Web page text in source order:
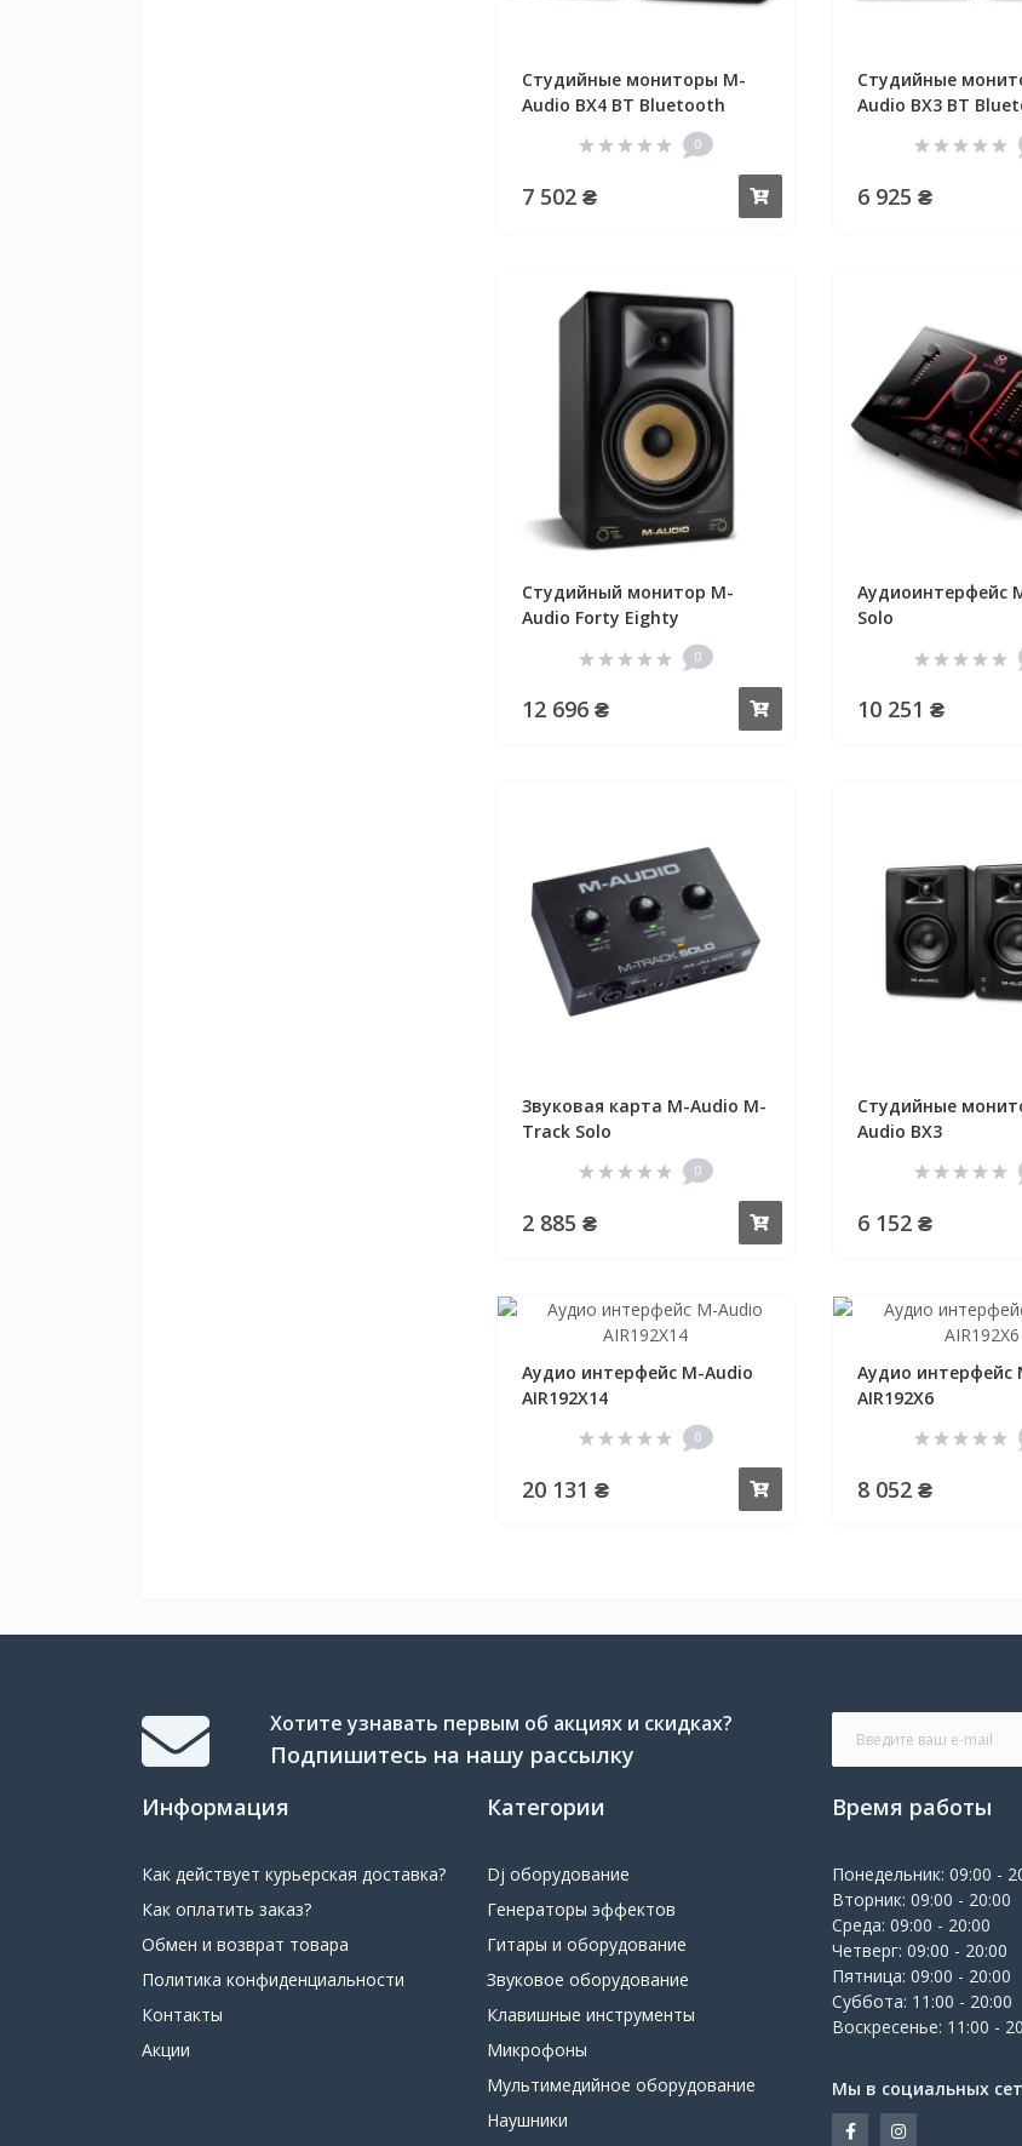
Студийные мониторы M-
Audio BX4 BT Bluetooth
0
7 502 ₴
Студийные
Audio BX3 BT
6 925 ₴
Студийный монитор M-
Audio Forty Eighty
0
12 696 ₴
Аудиоинтерфейс
Solo
10 251 ₴
Звуковая карта M-Audio M-
Track Solo
0
2 885 ₴
Студийные
Audio BX3
6 152 ₴
Аудио интерфейс M-Audio
AIR192X14
0
20 131 ₴
Аудио интерфейс
AIR192X6
8 052 ₴
Хотите узнавать первым об акциях и скидках?
Подпишитесь на нашу рассылку
Информация
Как действует курьерская доставка?
Как оплатить заказ?
Обмен и возврат товара
Политика конфиденциальности
Контакты
Акции
Категории
Dj оборудование
Генераторы эффектов
Гитары и оборудование
Звуковое оборудование
Клавишные инструменты
Микрофоны
Мультимедийное оборудование
Наушники
Время работы
Понедельник: 09:00 -
Вторник: 09:00 - 20:00
Среда: 09:00 - 20:00
Четверг: 09:00 - 20:00
Пятница: 09:00 - 20:00
Суббота: 11:00 - 20:00
Воскресенье: 11:00 -
Мы в социальных